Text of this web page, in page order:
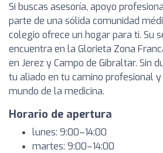
Si buscas asesoría, apoyo
parte de una sólida comunidad
colegio ofrece un hogar para ti. Su
encuentra en la Glorieta Zona
en Jerez y Campo de Gibraltar. Sin
tu aliado en tu camino profesional
mundo de la medicina.
Horario de apertura
lunes: 9:00–14:00
martes: 9:00–14:00